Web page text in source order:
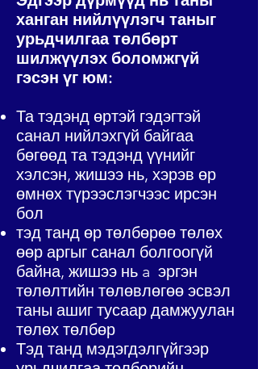
ханган нийлүүлэгч таныг
урьдчилгаа төлбөрт
шилжүүлэх боломжгүй
гэсэн үг юм:
Та тэдэнд өртэй гэдэгтэй
санал нийлэхгүй байгаа
бөгөөд та тэдэнд үүнийг
хэлсэн, жишээ нь, хэрэв өр
өмнөх түрээслэгчээс ирсэн
бол
тэд танд өр төлбөрөө төлөх
өөр аргыг санал болгоогүй
байна, жишээ нь a эргэн
төлөлтийн төлөвлөгөө эсвэл
таны ашиг тусаар дамжуулан
төлөх төлбөр
Тэд танд мэдэгдэлгүйгээр